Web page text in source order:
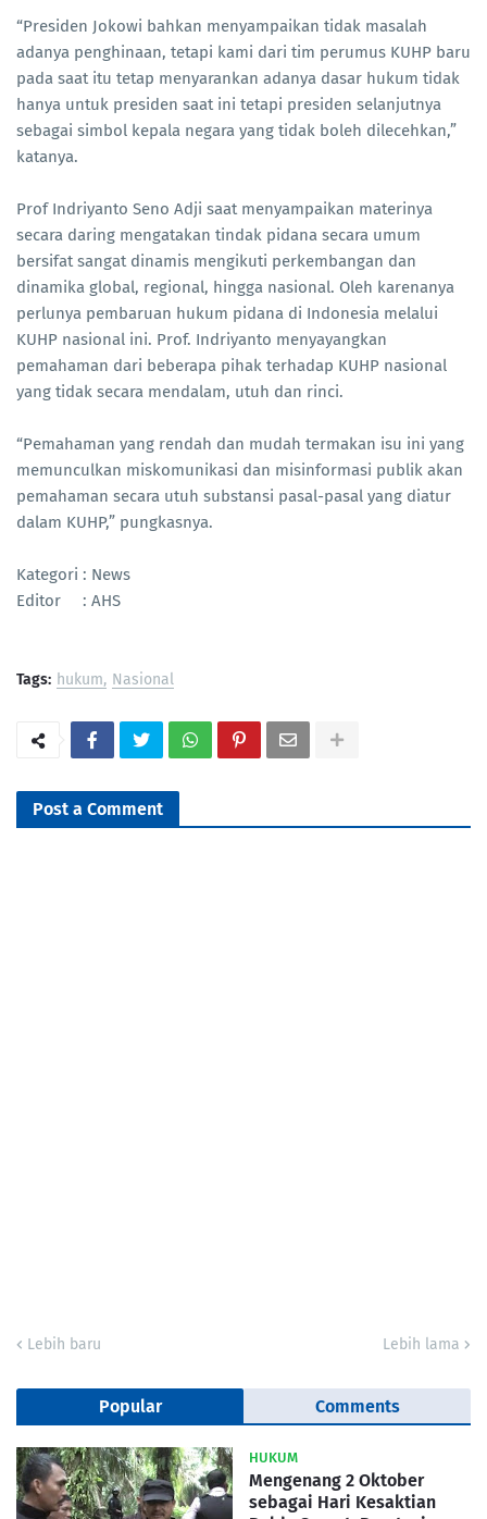
“Presiden Jokowi bahkan menyampaikan tidak masalah
adanya penghinaan, tetapi kami dari tim perumus KUHP baru
pada saat itu tetap menyarankan adanya dasar hukum tidak
hanya untuk presiden saat ini tetapi presiden selanjutnya
sebagai simbol kepala negara yang tidak boleh dilecehkan,”
katanya.
Prof Indriyanto Seno Adji saat menyampaikan materinya
secara daring mengatakan tindak pidana secara umum
bersifat sangat dinamis mengikuti perkembangan dan
dinamika global, regional, hingga nasional. Oleh karenanya
perlunya pembaruan hukum pidana di Indonesia melalui
KUHP nasional ini. Prof. Indriyanto menyayangkan
pemahaman dari beberapa pihak terhadap KUHP nasional
yang tidak secara mendalam, utuh dan rinci.
“Pemahaman yang rendah dan mudah termakan isu ini yang
memunculkan miskomunikasi dan misinformasi publik akan
pemahaman secara utuh substansi pasal-pasal yang diatur
dalam KUHP,” pungkasnya.
Kategori : News
Editor : AHS
Tags: hukum Nasional
Post a Comment
Lebih baru Lebih lama
Popular Comments
HUKUM
Mengenang 2 Oktober
sebagai Hari Kesaktian